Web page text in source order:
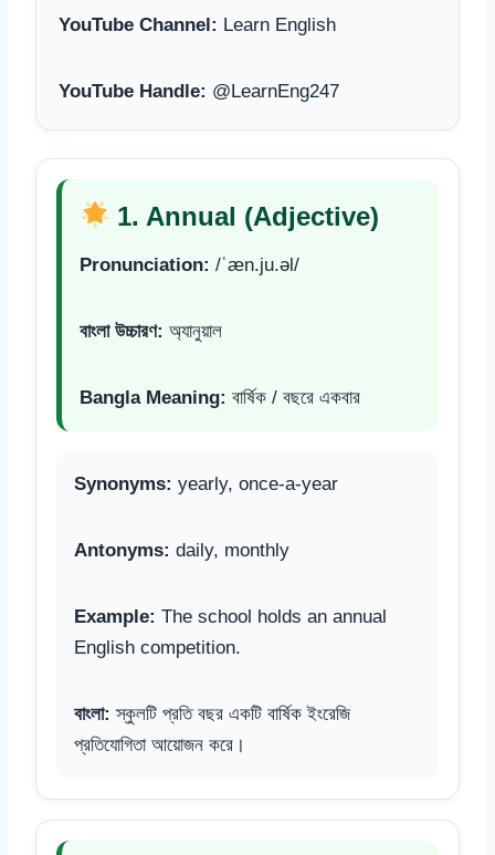
YouTube Channel: Learn English
YouTube Handle: @LearnEng247
1. Annual (Adjective)
Pronunciation: /ˈæn.ju.əl/
বাংলা উচ্চারণ: অ্যানুয়াল
Bangla Meaning: বার্ষিক / বছরে একবার
Synonyms: yearly, once-a-year
Antonyms: daily, monthly
Example: The school holds an annual
English competition.
বাংলা: স্কুলটি প্রতি বছর একটি বার্ষিক ইংরেজি
প্রতিযোগিতা আয়োজন করে।